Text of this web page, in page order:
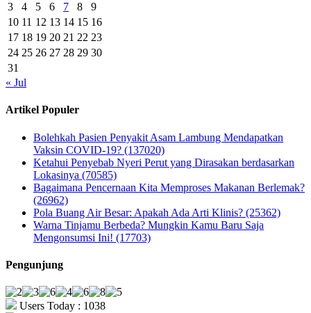
3
4 5 6 7 8
9
10 11 12 13 14 15 16
17 18 19 20 21 22 23
24 25 26 27 28 29 30
31
« Jul
Artikel Populer
Bolehkah Pasien Penyakit Asam Lambung Mendapatkan
Vaksin COVID-19? (137020)
Ketahui Penyebab Nyeri Perut yang Dirasakan berdasarkan
Lokasinya (70585)
Bagaimana Pencernaan Kita Memproses Makanan Berlemak?
(26962)
Pola Buang Air Besar: Apakah Ada Arti Klinis? (25362)
Warna Tinjamu Berbeda? Mungkin Kamu Baru Saja
Mengonsumsi Ini! (17703)
Pengunjung
Users Today : 1038